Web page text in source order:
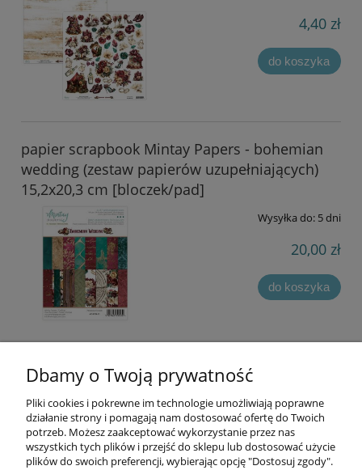
4,40 zł
do koszyka
papier scrapbook Mintay Papers - bohemian
wedding (zestaw papierów uzupełniających)
15,2x20,3 cm [bloczek/pad]
Wysyłka do: 5 dni
20,00 zł
do koszyka
« 1 2 3 4 »
Informacje
Opłaty i koszty dostawy
Dbamy o Twoją prywatność
Pliki cookies i pokrewne im technologie umożliwiają poprawne
działanie strony i pomagają nam dostosować ofertę do Twoich
potrzeb. Możesz zaakceptować wykorzystanie przez nas
wszystkich tych plików i przejść do sklepu lub dostosować użycie
plików do swoich preferencji, wybierając opcję "Dostosuj zgody".